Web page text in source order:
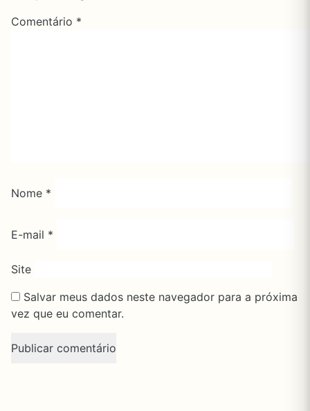
Comentário *
Nome *
E-mail *
Site
Salvar meus dados neste navegador para a próxima
vez que eu comentar.